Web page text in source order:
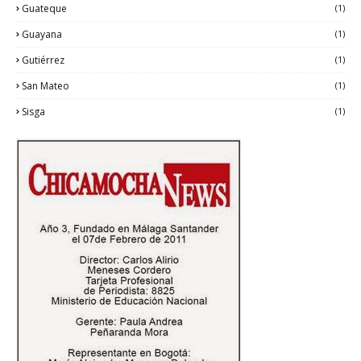
Guateque (1)
Guayana (1)
Gutiérrez (1)
San Mateo (1)
Sisga (1)